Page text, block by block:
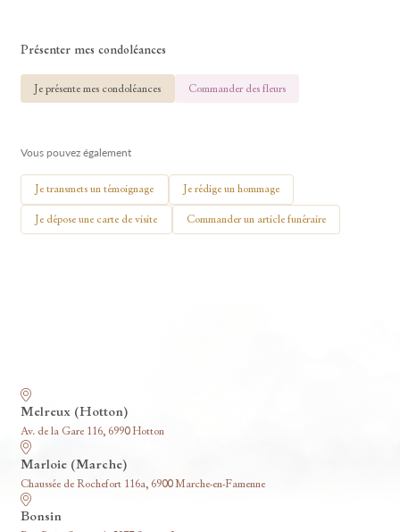
Présenter mes condoléances
Je présente mes condoléances Commander des fleurs
Vous pouvez également
Je transmets un témoignage Je rédige un hommage
Je dépose une carte de visite Commander un article funéraire
Melreux (Hotton)
Av. de la Gare 116, 6990 Hotton
Marloie (Marche)
Chaussée de Rochefort 116a, 6900 Marche-en-Famenne
Bonsin